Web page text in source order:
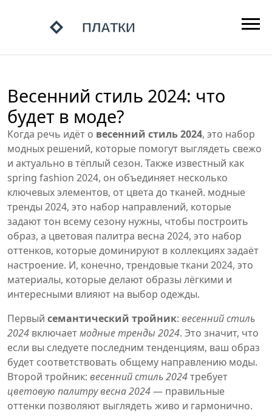
Весенний стиль 2024: что
будет в моде?
Когда речь идёт о весенний стиль 2024, это набор
модных решений, которые помогут выглядеть свежо
и актуально в тёплый сезон. Также известный как
spring fashion 2024, он объединяет несколько
ключевых элементов, от цвета до тканей. модные
тренды 2024, это набор направлений, которые
задают тон всему сезону нужны, чтобы построить
образ, а цветовая палитра весна 2024, это набор
оттенков, которые доминируют в коллекцияхзадаёт
настроение. И, конечно, трендовые ткани 2024, это
материалы, которые делают образы лёгкими и
интересными влияют на выбор одежды.
Первый семантический тройник: весенний стиль
2024 включаетмодные тренды 2024. Это значит, что
если вы следуете последним тенденциям, ваш образ
будет соответствовать общему направлению моды.
Второй тройник: весенний стиль 2024требует
цветовую палитру весна 2024— правильные
оттенки позволяют выглядеть живо и гармонично.